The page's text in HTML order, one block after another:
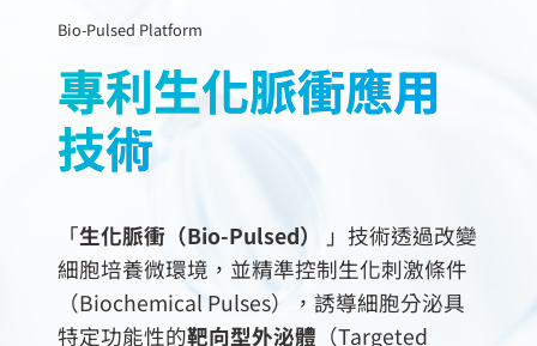
Bio-Pulsed Platform
專利生化脈衝應用
技術
「生化脈衝（Bio-Pulsed）
」技術透過改變
細胞培養微環境，並精準控制生化刺激條件
（Biochemical Pulses），誘導細胞分泌具
特定功能性的靶向型外泌體 （Targeted